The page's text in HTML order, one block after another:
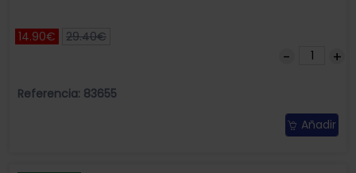
14.90€ 29.40€
Referencia: 83655
Añadir